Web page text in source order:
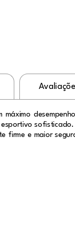
esportivo
firme e maior